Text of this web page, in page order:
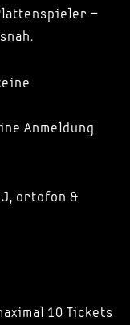
–
Anmeldung
ortofon &
10 Tickets